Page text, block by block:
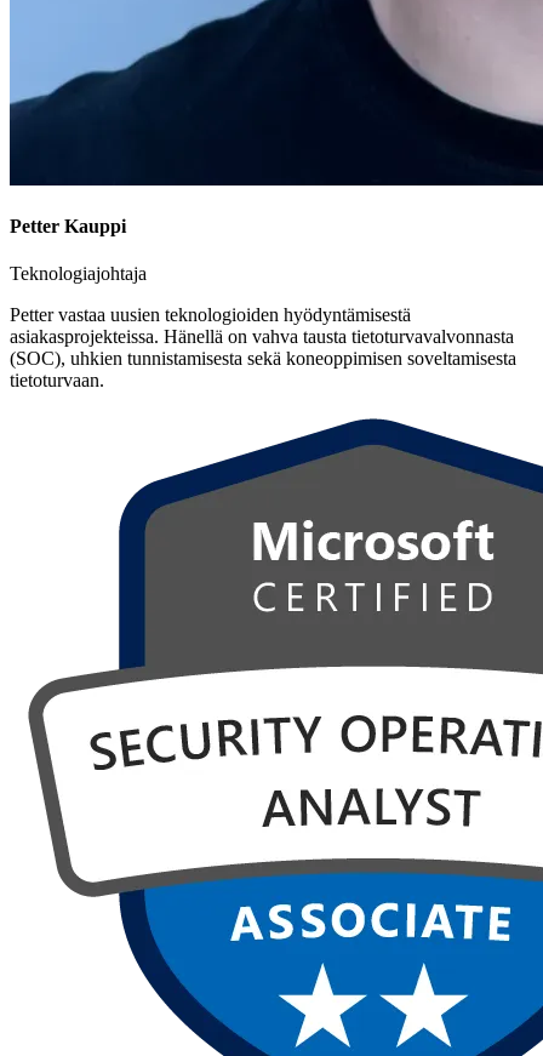
Petter Kauppi
Teknologiajohtaja
Petter vastaa uusien teknologioiden hyödyntämisestä
asiakasprojekteissa. Hänellä on vahva tausta tietoturvavalvonnasta
(SOC), uhkien tunnistamisesta sekä koneoppimisen soveltamisesta
tietoturvaan.